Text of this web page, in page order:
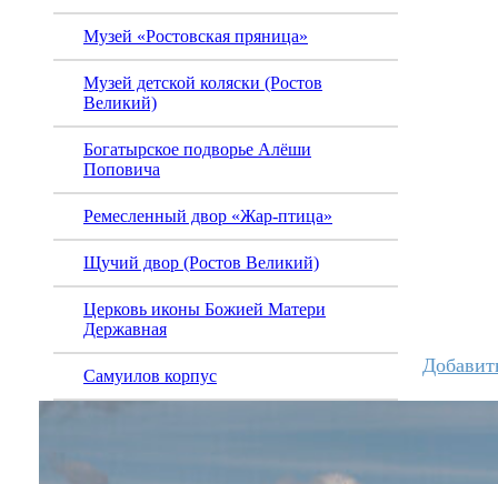
Музей «Ростовская пряница»
Музей детской коляски (Ростов
Великий)
Богатырское подворье Алёши
Поповича
Ремесленный двор «Жар-птица»
Щучий двор (Ростов Великий)
Церковь иконы Божией Матери
Державная
Самуилов корпус